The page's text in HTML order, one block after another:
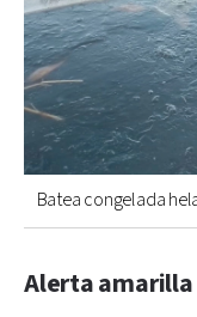
Batea congelada
Alerta